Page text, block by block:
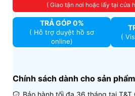
( Giao tận nơi hoặc lấy tại cửa
TRẢ GÓP 0%
( Hỗ trợ duyệt hồ sơ
online)
(
Chính sách dành cho sản phẩm
Bảo hành tối đa 36 tháng tại T&T